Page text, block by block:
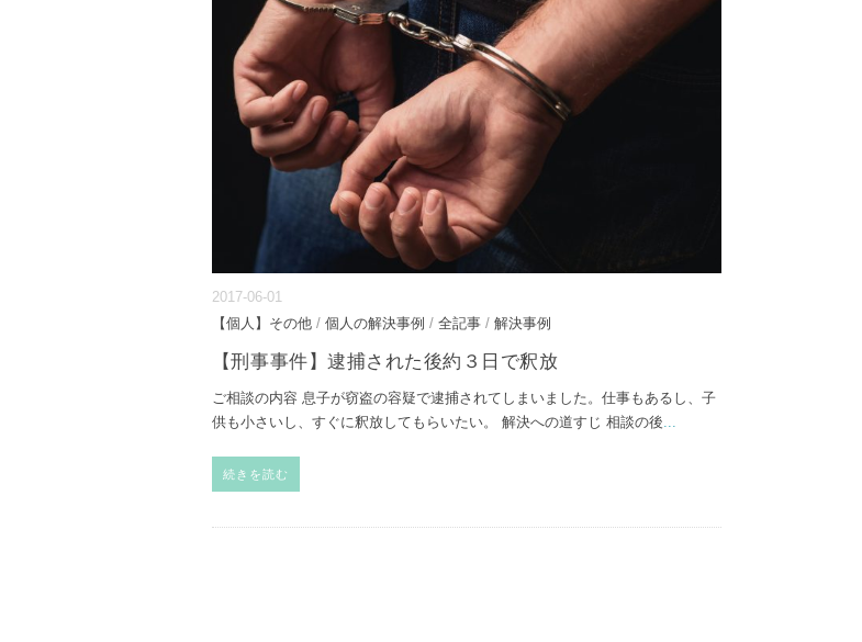
2017-06-01
【個人】その他/ 個人の解決事例 / 全記事/ 解決事例
【刑事事件】逮捕された後約３日で釈放
ご相談の内容 息子が窃盗の容疑で逮捕されてしまいました。仕事もあるし、子
供も小さいし、すぐに釈放してもらいたい。 解決への道すじ 相談の後...
続きを読む